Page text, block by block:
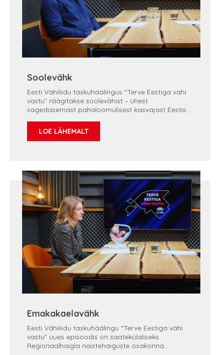
Soolevähk
Eesti Vähiliidu taskuhäälingus “Terve Eestiga vähi
vastu” räägitakse soolevähist – ühest
sagedasemast pahaloomulisest kasvajast Eestis.
1000 inimese ning paljud neist juhtudest oleks
võimalik avastada märksa varasemas staadiumis
LOE LÄHEMALT
Emakakaelavähk
Eesti Vähiliidu taskuhäälingu “Terve Eestiga vähi
vastu” uues episoodis on saatekülaliseks
Regionaalhaigla naistehaiguste osakonna